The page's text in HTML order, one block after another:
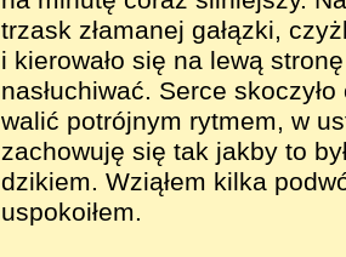
trzask złamanej gałązki,
i kierowało się na lewą
nasłuchiwać. Serce
walić potrójnym rytmem, w
zachowuję się tak jakby to
dzikiem. Wziąłem kilka
uspokoiłem.